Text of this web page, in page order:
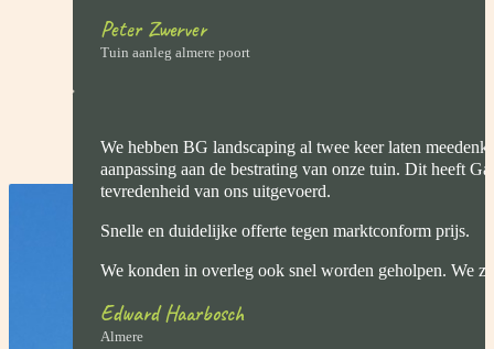
Peter Zwerver
Tuin aanleg almere poort
We hebben BG landscaping al twee keer laten
aanpassing aan de bestrating van onze tuin. Dit heeft
tevredenheid van ons uitgevoerd.
Snelle en duidelijke offerte tegen marktconform prijs.
We konden in overleg ook snel worden geholpen. We
Edward Haarbosch
Almere